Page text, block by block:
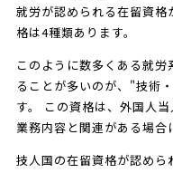
就労が認められる在留資
格は4種類あります。
このように数多くある就
ることが多いのが、"技術
す。 この資格は、外国人
業務内容と関連がある場合
技人国の在留資格が認めら